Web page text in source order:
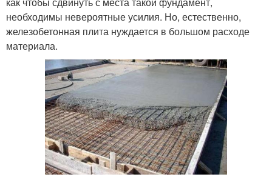
необходимы невероятные усилия. Но, естественно,
железобетонная плита нуждается в большом расходе
материала.